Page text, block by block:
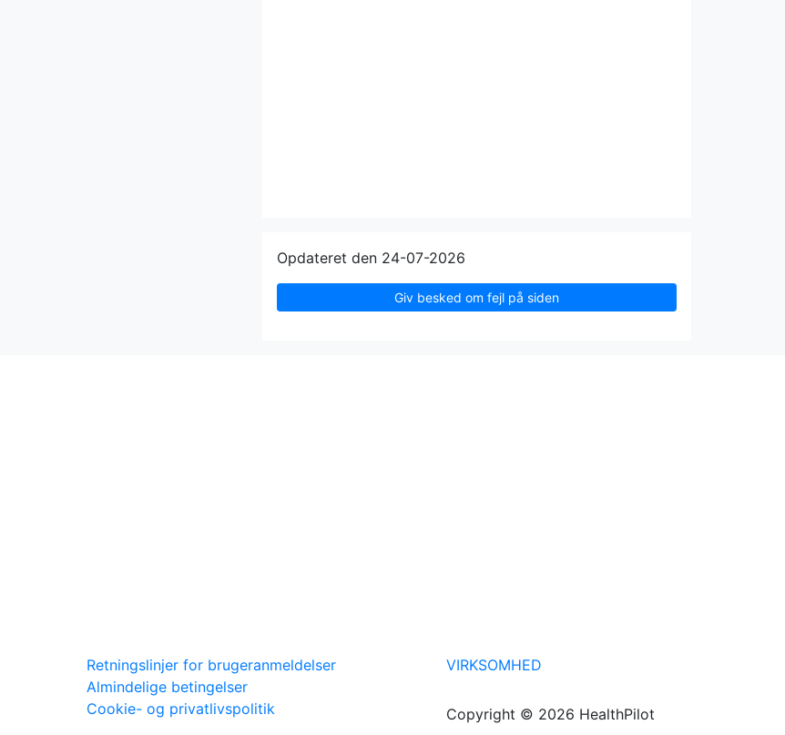
Opdateret den 24-07-2026
Giv besked om fejl på siden
Retningslinjer for brugeranmeldelser
Almindelige betingelser
Cookie- og privatlivspolitik
VIRKSOMHED
Copyright © 2026 HealthPilot